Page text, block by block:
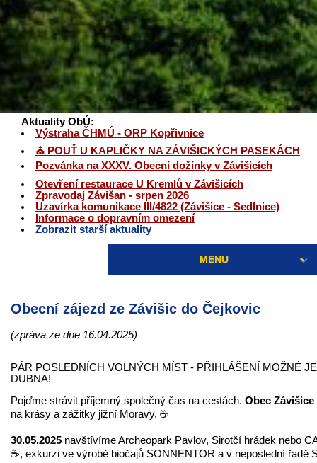
Aktuality ObÚ:
Výstraha ČHMÚ - ORP Kopřivnice
⛪ POUŤ U KAPLIČKY NA ZÁVIŠICKÝCH PASEKÁCH
Pozvánka na XXXV. Obecní dožínky v Závišicích
Otevření restaurace U Kremlů v Závišicích
Zpravodaj Závišan - srpen 2026
Uzavírka komunikace III/4822 (Závišice - Sedlnice)
Informace o dopravním omezení
Zobrazit starší aktuality
MENU
Obecní zájezd ze Závišic do Čejkovic
(zpráva ze dne 16.04.2025)
PÁR POSLEDNÍCH VOLNÝCH MÍST - PŘIHLÁŠENÍ MOŽNÉ
DUBNA!
Pojďme strávit příjemný společný čas na cestách. Obec Závišice
na krásy a zážitky jižní Moravy. ☕
30.05.2025 navštívíme Archeopark Pavlov, Sirotčí hrádek nebo
☕, exkurzi ve výrobě biočajů SONNENTOR a v neposlední řadě